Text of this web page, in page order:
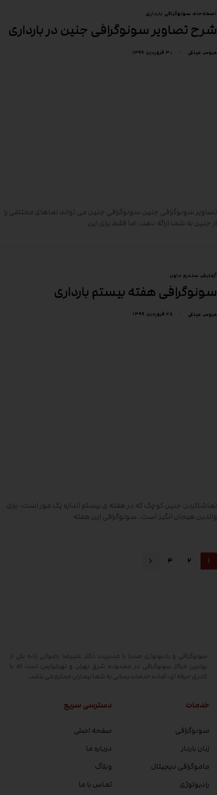
اصطلاحات سونوگرافی بارداری
شرح تصاویر سونوگرافی جنین در بارداری
عروس عینکی ۳۰ فروردین ۱۳۹۹
تصاویر سونوگرافی جنین سونوگرافی جنین می تواند نماهای مختلفی را
از جنین به شما ارائه دهد، اما فقط برای این
آزمایش سندرم داون
سونوگرافی هفته بیستم بارداری
عروس عینکی ۲۸ فروردین ۱۳۹۹
تماشاکردن جنین کوچک که در هفته ی بیستم اندازه یک موز است، برای
والدین هیجان انگیز است. سونوگرافی این هفته
۱ ۲ ۳
سونوگرافی و رادیولوژی صدرا با مدیریت دکتر علیرضا رضوانی زاده یکی از
بهترین مراکز سونوگرافی در محدوده شرق تهران و تهرانپارس است که با
کادری حرفه ای، آماده خدمات رسانی به شما بیماران محترم می باشد.
خدمات
سونوگرافی
زنان باردار
ماموگرافی دیجیتال
رادیولوژی
دسترسی سریع
صفحه اصلی
درباره ما
وبلاگ
تماس با ما